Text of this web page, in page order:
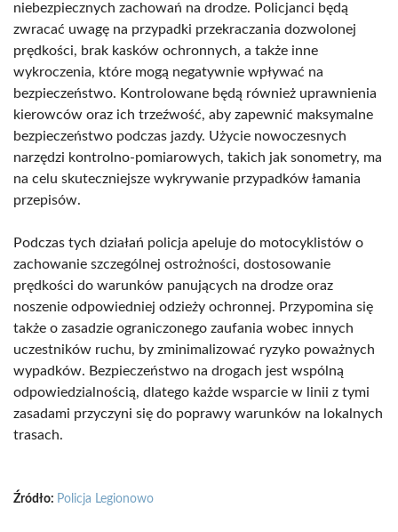
niebezpiecznych zachowań na drodze. Policjanci będą
zwracać uwagę na przypadki przekraczania dozwolonej
prędkości, brak kasków ochronnych, a także inne
wykroczenia, które mogą negatywnie wpływać na
bezpieczeństwo. Kontrolowane będą również uprawnienia
kierowców oraz ich trzeźwość, aby zapewnić maksymalne
bezpieczeństwo podczas jazdy. Użycie nowoczesnych
narzędzi kontrolno-pomiarowych, takich jak sonometry, ma
na celu skuteczniejsze wykrywanie przypadków łamania
przepisów.
Podczas tych działań policja apeluje do motocyklistów o
zachowanie szczególnej ostrożności, dostosowanie
prędkości do warunków panujących na drodze oraz
noszenie odpowiedniej odzieży ochronnej. Przypomina się
także o zasadzie ograniczonego zaufania wobec innych
uczestników ruchu, by zminimalizować ryzyko poważnych
wypadków. Bezpieczeństwo na drogach jest wspólną
odpowiedzialnością, dlatego każde wsparcie w linii z tymi
zasadami przyczyni się do poprawy warunków na lokalnych
trasach.
Źródło: Policja Legionowo